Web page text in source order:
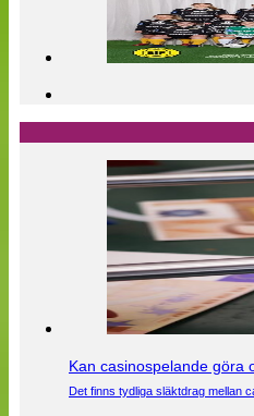
Kan casinospelande göra
Det finns tydliga släktdrag mellan